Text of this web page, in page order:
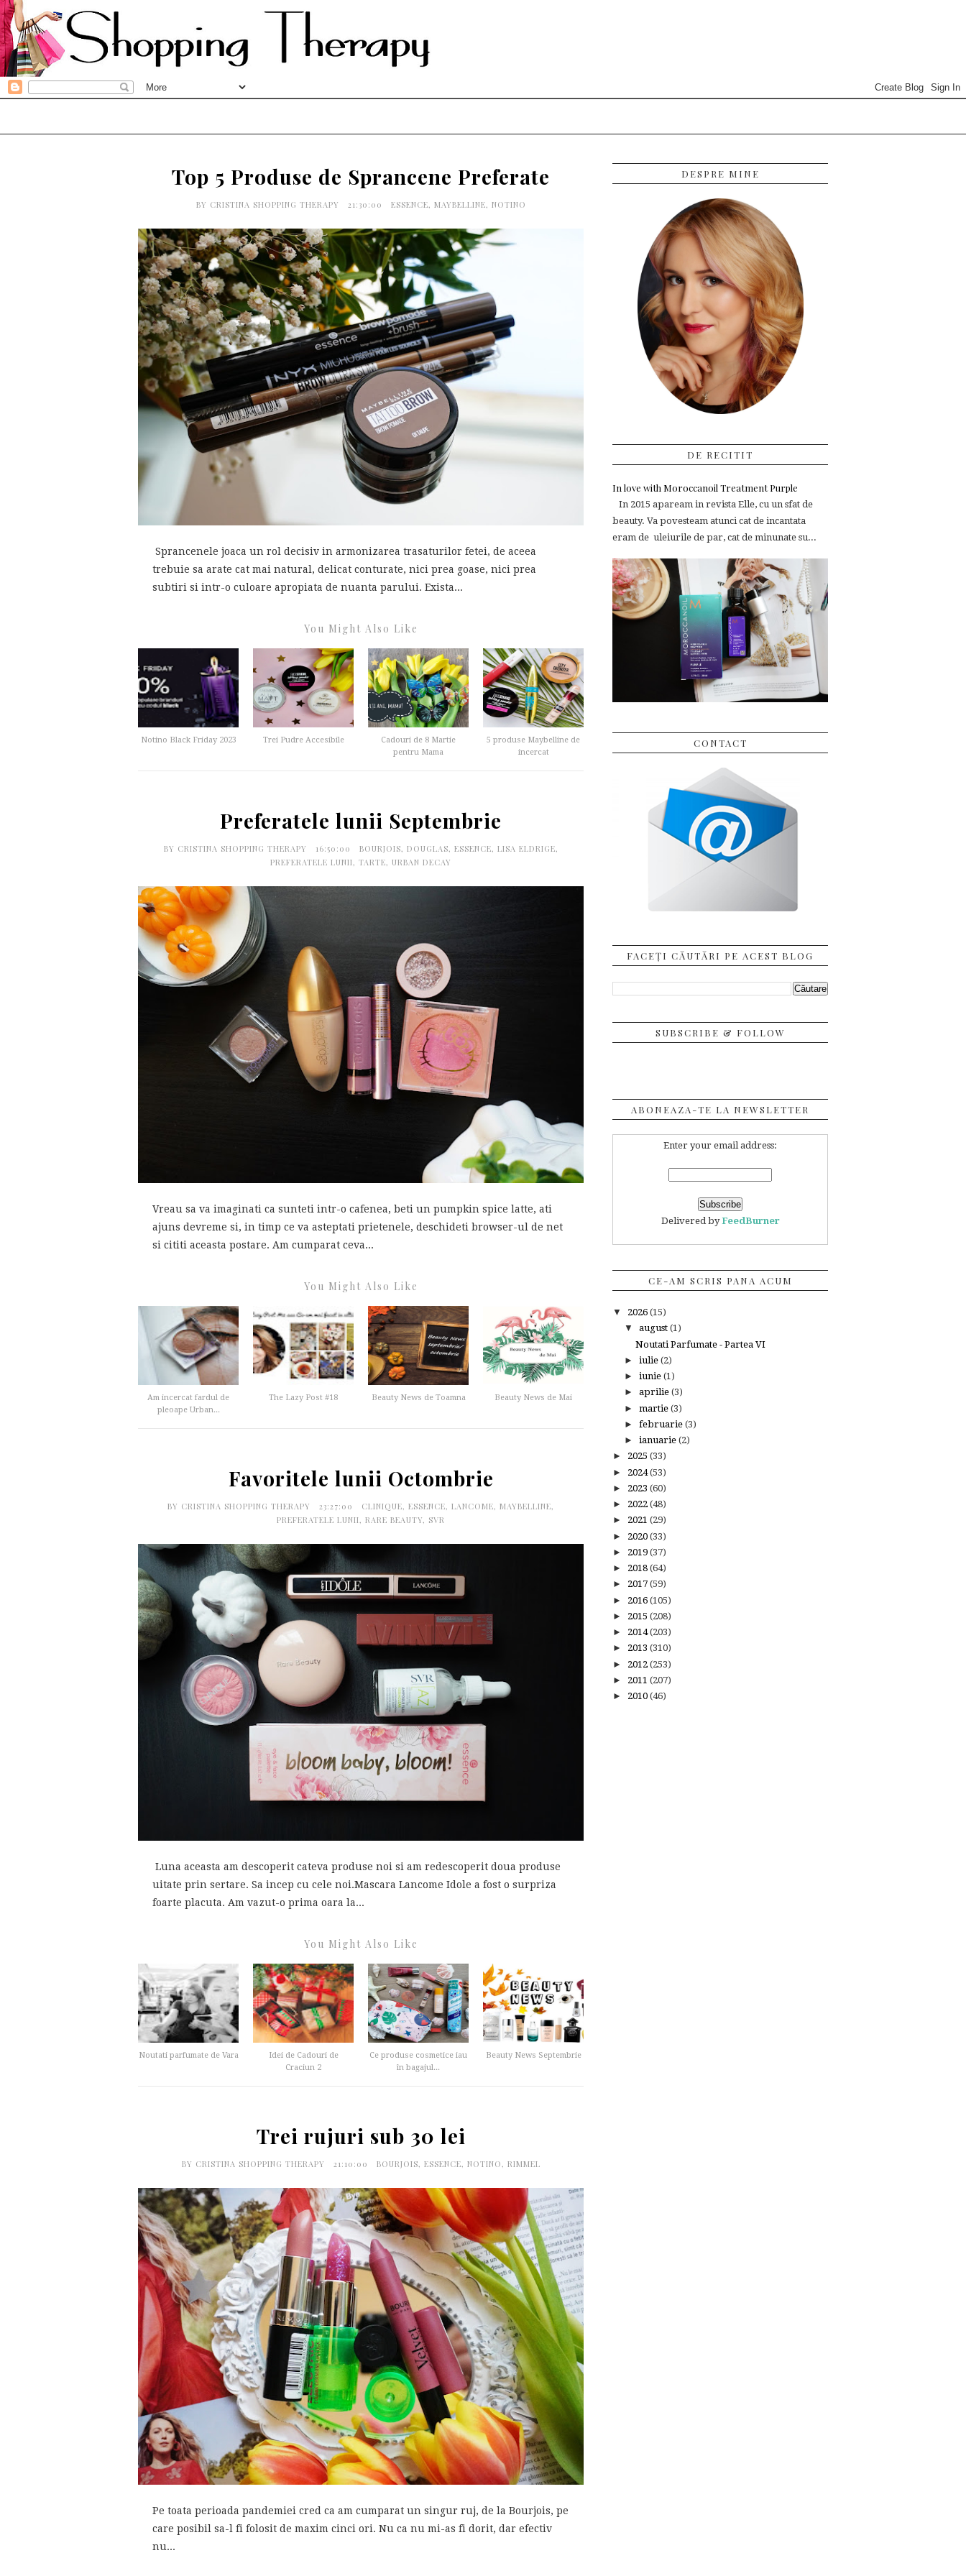
Top 5 Produse de Sprancene Preferate
BY CRISTINA SHOPPING THERAPY 21:30:00 ESSENCE, MAYBELLINE, NOTINO
Sprancenele joaca un rol decisiv in armonizarea trasaturilor fetei, de aceea
trebuie sa arate cat mai natural, delicat conturate, nici prea goase, nici prea
subtiri si intr-o culoare apropiata de nuanta parului. Exista...
You Might Also Like
Notino Black Friday 2023 Trei Pudre Accesibile
Cadouri de 8 Martie
pentru Mama
5 produse Maybelline de
incercat
Preferatele lunii Septembrie
BY CRISTINA SHOPPING THERAPY 16:50:00 BOURJOIS, DOUGLAS, ESSENCE, LISA ELDRIGE,
PREFERATELE LUNII, TARTE, URBAN DECAY
Vreau sa va imaginati ca sunteti intr-o cafenea, beti un pumpkin spice latte, ati
ajuns devreme si, in timp ce va asteptati prietenele, deschideti browser-ul de net
si cititi aceasta postare. Am cumparat ceva...
You Might Also Like
Am incercat fardul de
pleoape Urban...
The Lazy Post #18 Beauty News de Toamna Beauty News de Mai
Favoritele lunii Octombrie
BY CRISTINA SHOPPING THERAPY 23:27:00 CLINIQUE, ESSENCE, LANCOME, MAYBELLINE,
PREFERATELE LUNII, RARE BEAUTY, SVR
Luna aceasta am descoperit cateva produse noi si am redescoperit doua produse
uitate prin sertare. Sa incep cu cele noi.Mascara Lancome Idole a fost o surpriza
foarte placuta. Am vazut-o prima oara la...
You Might Also Like
Noutati parfumate de Vara
Idei de Cadouri de
Craciun 2
Ce produse cosmetice iau
în bagajul...
Beauty News Septembrie
Trei rujuri sub 30 lei
BY CRISTINA SHOPPING THERAPY 21:10:00 BOURJOIS, ESSENCE, NOTINO, RIMMEL
Pe toata perioada pandemiei cred ca am cumparat un singur ruj, de la Bourjois, pe
care posibil sa-l fi folosit de maxim cinci ori. Nu ca nu mi-as fi dorit, dar efectiv
nu...
DESPRE MINE
DE RECITIT
In love with Moroccanoil Treatment Purple
In 2015 apaream in revista Elle, cu un sfat de
beauty. Va povesteam atunci cat de incantata
eram de uleiurile de par, cat de minunate su...
CONTACT
FACEȚI CĂUTĂRI PE ACEST BLOG
SUBSCRIBE & FOLLOW
ABONEAZA-TE LA NEWSLETTER
Enter your email address:
Delivered byFeedBurner
CE-AM SCRIS PANA ACUM
▼ 2026 (15)
▼ august (1)
Noutati Parfumate - Partea VI
► iulie (2)
► iunie (1)
► aprilie (3)
► martie (3)
► februarie (3)
► ianuarie (2)
► 2025 (33)
► 2024(53)
► 2023 (60)
► 2022 (48)
► 2021 (29)
► 2020 (33)
► 2019 (37)
► 2018 (64)
► 2017 (59)
► 2016 (105)
► 2015 (208)
► 2014(203)
► 2013 (310)
► 2012 (253)
► 2011 (207)
► 2010 (46)